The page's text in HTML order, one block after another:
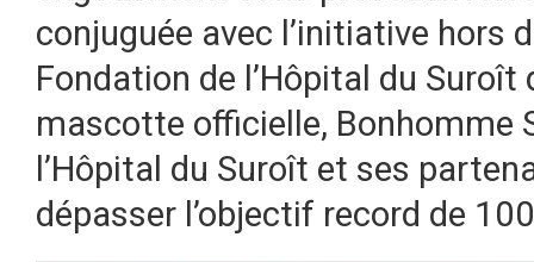
conjuguée avec l’initiative hors
Fondation de l’Hôpital du
mascotte officielle, Bonhomme
l’Hôpital du Suroît et ses
dépasser l’objectif record de